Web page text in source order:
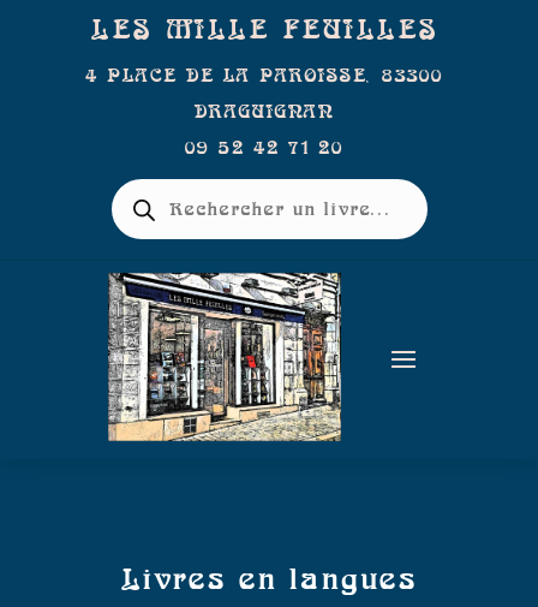
LES MILLE FEUILLES
4 PLACE DE LA PAROISSE, 83300
DRAGUIGNAN
09 52 42 71 20
Recherche
de
produits
Livres en langues